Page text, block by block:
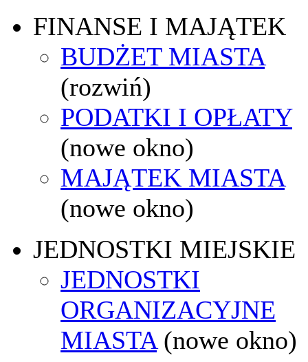
FINANSE I MAJĄTEK
BUDŻET MIASTA
(rozwiń)
PODATKI I OPŁATY
(nowe okno)
MAJĄTEK MIASTA
(nowe okno)
JEDNOSTKI MIEJSKIE
JEDNOSTKI
ORGANIZACYJNE
MIASTA (nowe okno)